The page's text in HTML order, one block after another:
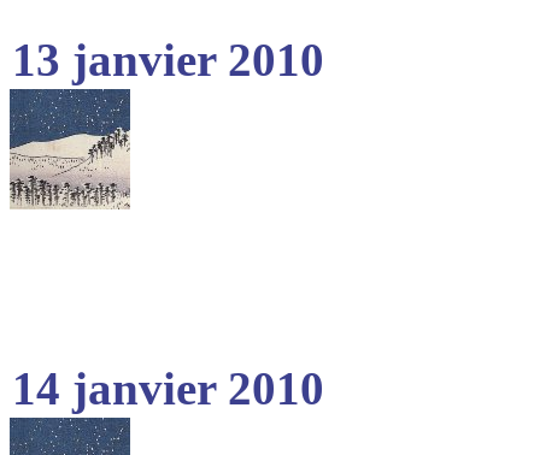
13 janvier 2010
14 janvier 2010